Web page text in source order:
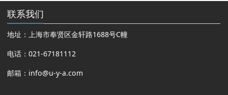
联系我们
地址：上海市奉贤区金轩路1688号C幢
电话：021-67181112
邮箱： info@u-y-a.com